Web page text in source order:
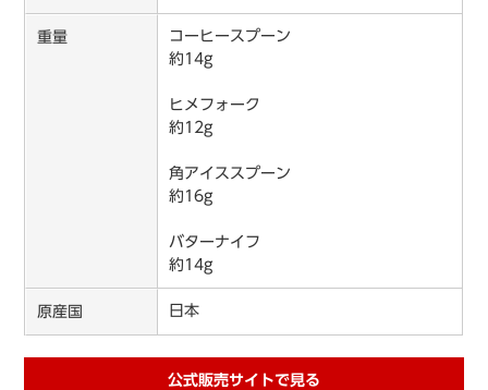
重量
コーヒースプーン
約14g
ヒメフォーク
約12g
角アイススプーン
約16g
バターナイフ
約14g
原産国 日本
公式販売サイトで見る